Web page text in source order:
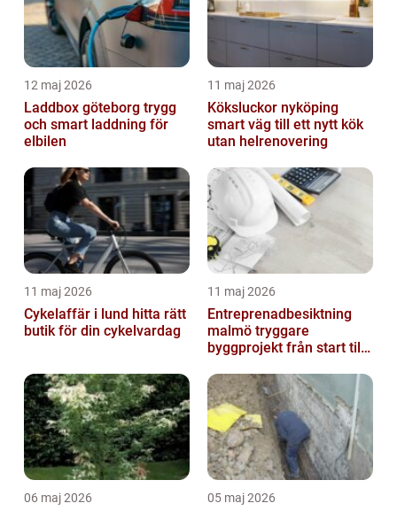
12 maj 2026
Laddbox göteborg trygg
och smart laddning för
elbilen
11 maj 2026
Köksluckor nyköping
smart väg till ett nytt kök
utan helrenovering
11 maj 2026
Cykelaffär i lund hitta rätt
butik för din cykelvardag
11 maj 2026
Entreprenadbesiktning
malmö tryggare
byggprojekt från start till
06 maj 2026 05 maj 2026